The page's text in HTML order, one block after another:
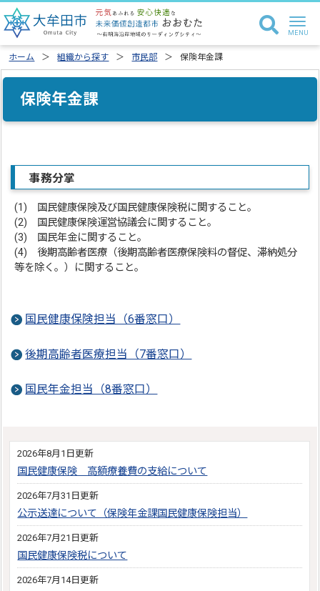
ホーム 組織から探す 市民部 保険年金課
保険年金課
事務分掌
(1) 国民健康保険及び国民健康保険税に関すること。
(2) 国民健康保険運営協議会に関すること。
(3) 国民年金に関すること。
(4) 後期高齢者医療（後期高齢者医療保険料の督促、滞納処分
等を除く。）に関すること。
国民健康保険担当（6番窓口）
後期高齢者医療担当（7番窓口）
国民年金担当（8番窓口）
2026年8月1日更新
国民健康保険 高額療養費の支給について
2026年7月31日更新
公示送達について（保険年金課国民健康保険担当）
2026年7月21日更新
国民健康保険税について
2026年7月14日更新